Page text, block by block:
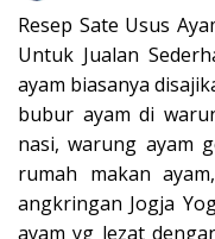
Resep Sate Usus
Untuk Jualan
ayam biasanya
bubur ayam di
nasi, warung ayam
rumah makan
angkringan Jogja
ayam yg lezat